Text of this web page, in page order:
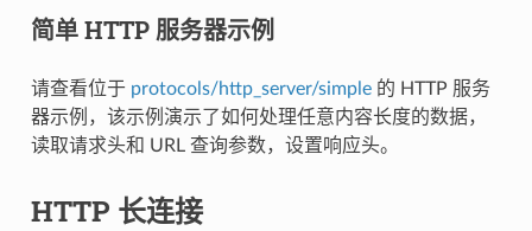
简单 HTTP 服务器示例
请查看位于 protocols/http_server/simple的 HTTP 服务
器示例，该示例演示了如何处理任意内容长度的数据，
读取请求头和 URL 查询参数，设置响应头。
HTTP 长连接